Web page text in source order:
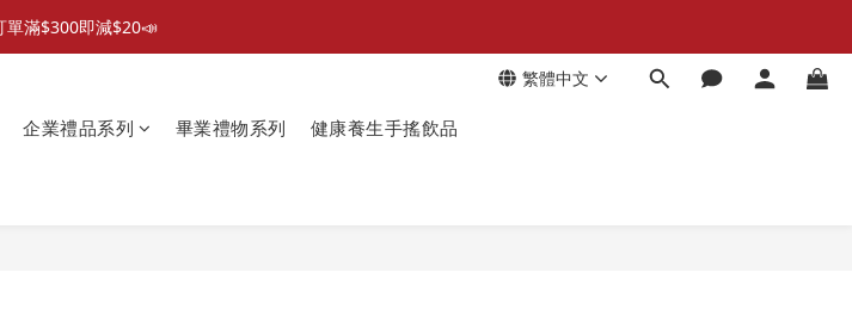
單滿$300即減$20📣
單滿$300即減$20📣
免運費 （香港、澳門）
繁體中文
企業禮品系列 畢業禮物系列 健康養生手搖飲品